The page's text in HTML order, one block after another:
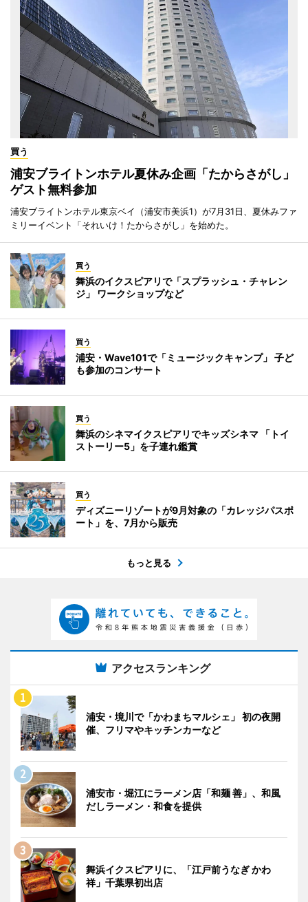
買う
浦安ブライトンホテル夏休み企画「たからさがし」
ゲスト無料参加
浦安ブライトンホテル東京ベイ（浦安市美浜1）が7月31日、夏休みファ
ミリーイベント「それいけ！たからさがし」を始めた。
買う
舞浜のイクスピアリで「スプラッシュ・チャレン
ジ」 ワークショップなど
買う
浦安・Wave101で「ミュージックキャンプ」 子ど
も参加のコンサート
買う
舞浜のシネマイクスピアリでキッズシネマ 「トイ
ストーリー5」を子連れ鑑賞
買う
ディズニーリゾートが9月対象の「カレッジパスポ
ート」を、7月から販売
もっと見る
アクセスランキング
浦安・境川で「かわまちマルシェ」 初の夜開
催、フリマやキッチンカーなど
浦安市・堀江にラーメン店「和麺 善」、和風
だしラーメン・和食を提供
舞浜イクスピアリに、「江戸前うなぎ かわ
祥」千葉県初出店